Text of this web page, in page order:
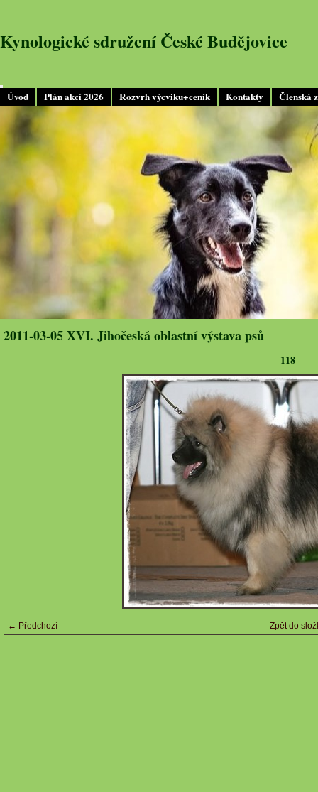
Úvod Plán akcí 2026 Rozvrh výcviku+ceník Kontakty Členská
Kynologické sdružení České Budějovice
2011-03-05 XVI. Jihočeská oblastní výstava psů
118
← Předchozí Zpět do